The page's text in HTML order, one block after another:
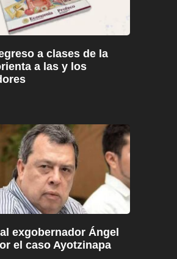
a clases de la
a las y los
exgobernador Ángel
el caso Ayotzinapa